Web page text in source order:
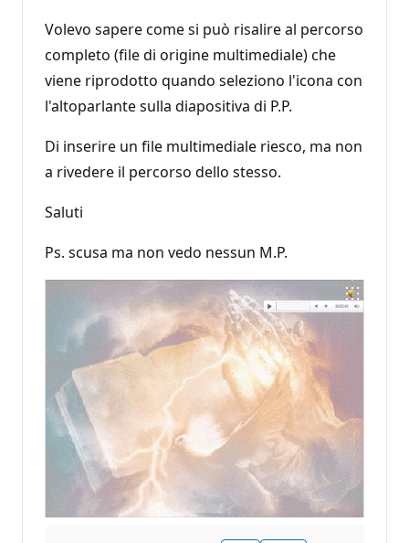
Volevo sapere come si può risalire al percorso
completo (file di origine multimediale) che
viene riprodotto quando seleziono l'icona con
l'altoparlante sulla diapositiva di P.P.
Di inserire un file multimediale riesco, ma non
a rivedere il percorso dello stesso.
Saluti
Ps. scusa ma non vedo nessun M.P.